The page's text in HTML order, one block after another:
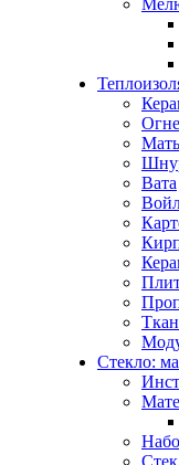
Вата
Стекло: